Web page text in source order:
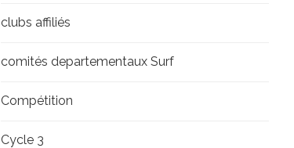
clubs affiliés
comités departementaux Surf
Compétition
Cycle 3